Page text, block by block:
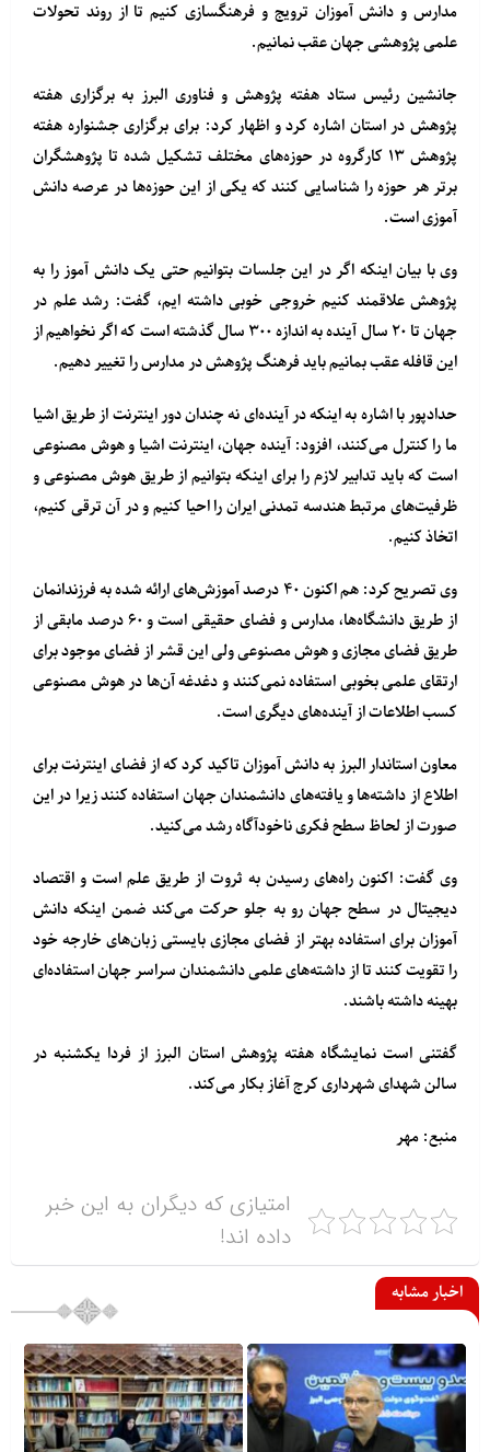
مدارس و دانش آموزان ترویج و فرهنگسازی کنیم تا از روند تحولات
علمی پژوهشی جهان عقب نمانیم.
جانشین رئیس ستاد هفته پژوهش و فناوری البرز به برگزاری هفته
پژوهش در استان اشاره کرد و اظهار کرد: برای برگزاری جشنواره هفته
پژوهش ۱۳ کارگروه در حوزه‌های مختلف تشکیل شده تا پژوهشگران
برتر هر حوزه را شناسایی کنند که یکی از این حوزه‌ها در عرصه دانش
آموزی است.
وی با بیان اینکه اگر در این جلسات بتوانیم حتی یک دانش آموز را به
پژوهش علاقمند کنیم خروجی خوبی داشته ایم، گفت: رشد علم در
جهان تا ۲۰ سال آینده به اندازه ۳۰۰ سال گذشته است که اگر نخواهیم از
این قافله عقب بمانیم باید فرهنگ پژوهش در مدارس را تغییر دهیم.
حدادپور با اشاره به اینکه در آینده‌ای نه چندان دور اینترنت از طریق اشیا
ما را کنترل می‌کنند، افزود: آینده جهان، اینترنت اشیا و هوش مصنوعی
است که باید تدابیر لازم را برای اینکه بتوانیم از طریق هوش مصنوعی و
ظرفیت‌های مرتبط هندسه تمدنی ایران را احیا کنیم و در آن ترقی کنیم،
اتخاذ کنیم.
وی تصریح کرد: هم اکنون ۴۰ درصد آموزش‌های ارائه شده به فرزندانمان
از طریق دانشگاه‌ها، مدارس و فضای حقیقی است و ۶۰ درصد مابقی از
طریق فضای مجازی و هوش مصنوعی ولی این قشر از فضای موجود برای
ارتقای علمی بخوبی استفاده نمی‌کنند و دغدغه آن‌ها در هوش مصنوعی
کسب اطلاعات از آینده‌های دیگری است.
معاون استاندار البرز به دانش آموزان تاکید کرد که از فضای اینترنت برای
اطلاع از داشته‌ها و یافته‌های دانشمندان جهان استفاده کنند زیرا در این
صورت از لحاظ سطح فکری ناخودآگاه رشد می‌کنید.
وی گفت: اکنون راه‌های رسیدن به ثروت از طریق علم است و اقتصاد
دیجیتال در سطح جهان رو به جلو حرکت می‌کند ضمن اینکه دانش
آموزان برای استفاده بهتر از فضای مجازی بایستی زبان‌های خارجه خود
را تقویت کنند تا از داشته‌های علمی دانشمندان سراسر جهان استفاده‌ای
بهینه داشته باشند.
گفتنی است نمایشگاه هفته پژوهش استان البرز از فردا یکشنبه در
سالن شهدای شهرداری کرج آغاز بکار می‌کند.
منبع: مهر
امتیازی که دیگران به این خبر
داده اند!
اخبار مشابه